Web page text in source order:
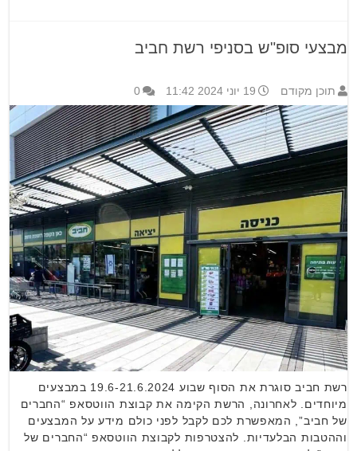
מבצעי סופ"ש בסניפי רשת חביב
תוכן מקודם 19 יוני 2024 11:42 0
רשת חביב סוגרת את הסוף שבוע 19.6-21.6.2024 במבצעים
מיוחדים. לאחרונה, הרשת הקימה את קבוצת הווטסאפ “החברים
של חביב”, המאפשרת לכם לקבל לפני כולם מידע על המבצעים
וההטבות הבלעדיות. להצטרפות לקבוצת הווטסאפ “החברים של